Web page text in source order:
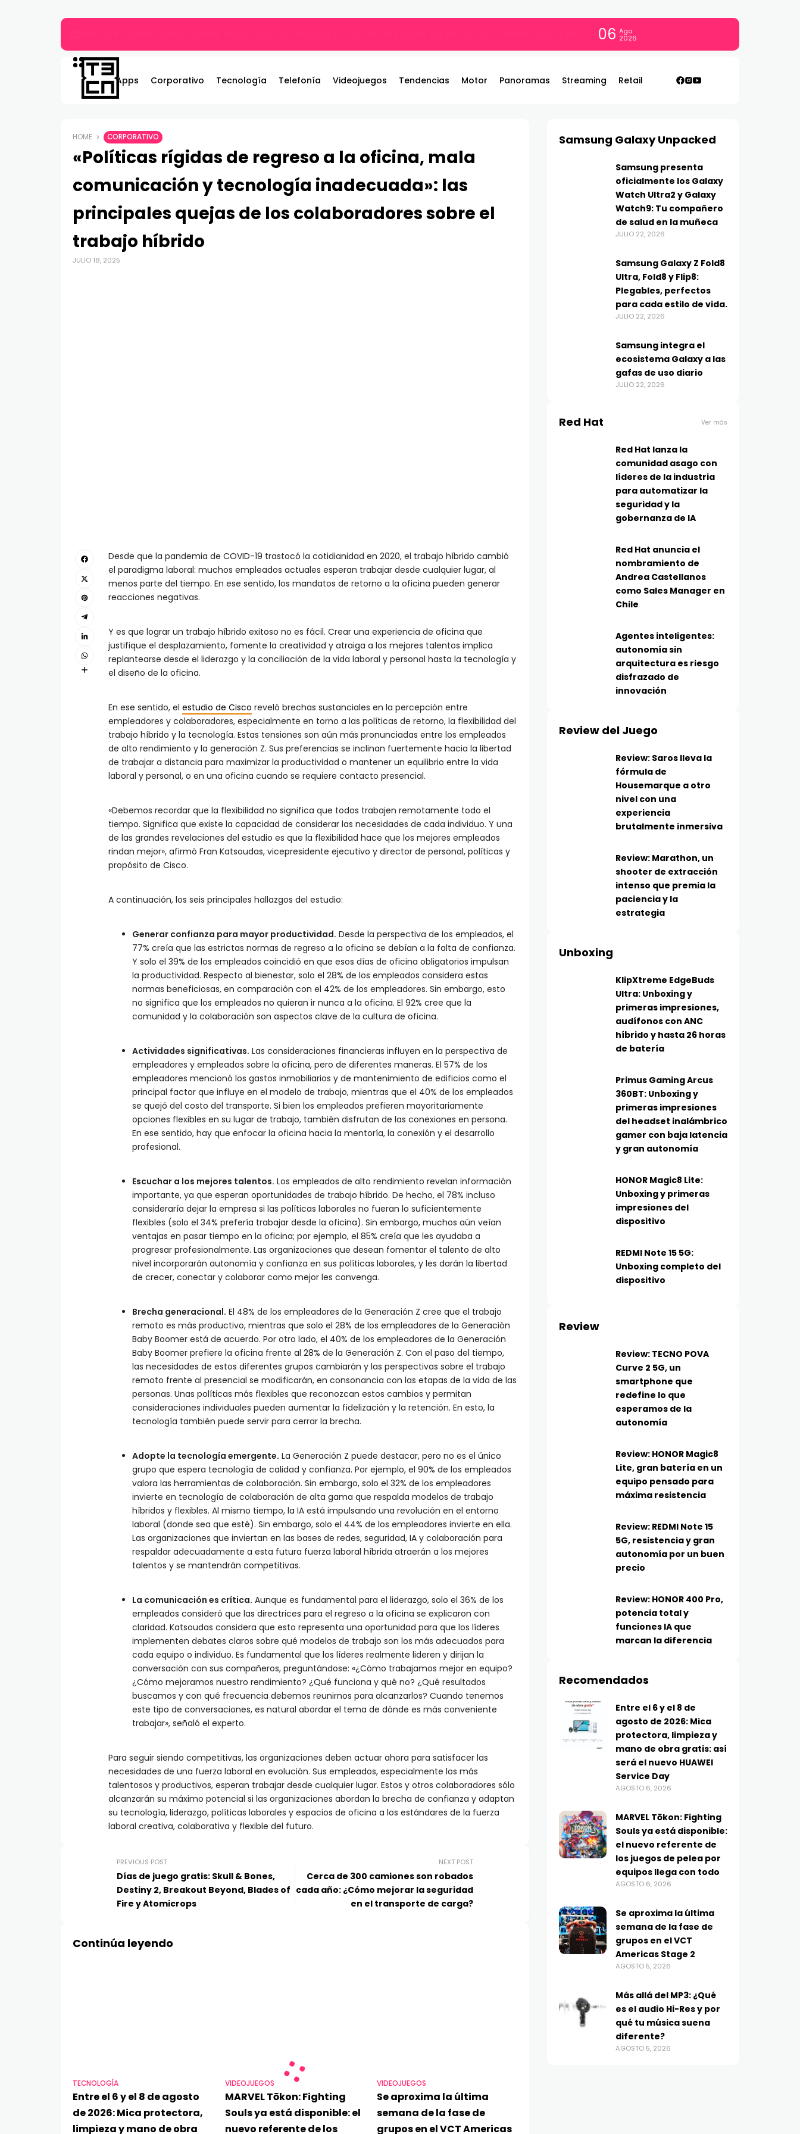
06 Ago
2026
Apps Corporativo Tecnología Telefonía Videojuegos Tendencias Motor Panoramas Streaming Retail
HOME CORPORATIVO
«Políticas rígidas de regreso a la oficina, mala
comunicación y tecnología inadecuada»: las
principales quejas de los colaboradores sobre el
trabajo híbrido
JULIO 18, 2025
Desde que la pandemia de COVID-19 trastocó la cotidianidad en 2020, el trabajo híbrido cambió
el paradigma laboral: muchos empleados actuales esperan trabajar desde cualquier lugar, al
menos parte del tiempo. En ese sentido, los mandatos de retorno a la oficina pueden generar
reacciones negativas.
Y es que lograr un trabajo híbrido exitoso no es fácil. Crear una experiencia de oficina que
justifique el desplazamiento, fomente la creatividad y atraiga a los mejores talentos implica
replantearse desde el liderazgo y la conciliación de la vida laboral y personal hasta la tecnología y
el diseño de la oficina.
En ese sentido, el estudio de Cisco reveló brechas sustanciales en la percepción entre
empleadores y colaboradores, especialmente en torno a las políticas de retorno, la flexibilidad del
trabajo híbrido y la tecnología. Estas tensiones son aún más pronunciadas entre los empleados
de alto rendimiento y la generación Z. Sus preferencias se inclinan fuertemente hacia la libertad
de trabajar a distancia para maximizar la productividad o mantener un equilibrio entre la vida
laboral y personal, o en una oficina cuando se requiere contacto presencial.
«Debemos recordar que la flexibilidad no significa que todos trabajen remotamente todo el
tiempo. Significa que existe la capacidad de considerar las necesidades de cada individuo. Y una
de las grandes revelaciones del estudio es que la flexibilidad hace que los mejores empleados
rindan mejor», afirmó Fran Katsoudas, vicepresidente ejecutivo y director de personal, políticas y
propósito de Cisco.
A continuación, los seis principales hallazgos del estudio:
Generar confianza para mayor productividad. Desde la perspectiva de los empleados, el
77% creía que las estrictas normas de regreso a la oficina se debían a la falta de confianza.
Y solo el 39% de los empleados coincidió en que esos días de oficina obligatorios impulsan
la productividad. Respecto al bienestar, solo el 28% de los empleados considera estas
normas beneficiosas, en comparación con el 42% de los empleadores. Sin embargo, esto
no significa que los empleados no quieran ir nunca a la oficina. El 92% cree que la
comunidad y la colaboración son aspectos clave de la cultura de oficina.
Actividades significativas. Las consideraciones financieras influyen en la perspectiva de
empleadores y empleados sobre la oficina, pero de diferentes maneras. El 57% de los
empleadores mencionó los gastos inmobiliarios y de mantenimiento de edificios como el
principal factor que influye en el modelo de trabajo, mientras que el 40% de los empleados
se quejó del costo del transporte. Si bien los empleados prefieren mayoritariamente
opciones flexibles en su lugar de trabajo, también disfrutan de las conexiones en persona.
En ese sentido, hay que enfocar la oficina hacia la mentoría, la conexión y el desarrollo
profesional.
Escuchar a los mejores talentos. Los empleados de alto rendimiento revelan información
importante, ya que esperan oportunidades de trabajo híbrido. De hecho, el 78% incluso
consideraría dejar la empresa si las políticas laborales no fueran lo suficientemente
flexibles (solo el 34% prefería trabajar desde la oficina). Sin embargo, muchos aún veían
ventajas en pasar tiempo en la oficina; por ejemplo, el 85% creía que les ayudaba a
progresar profesionalmente. Las organizaciones que desean fomentar el talento de alto
nivel incorporarán autonomía y confianza en sus políticas laborales, y les darán la libertad
de crecer, conectar y colaborar como mejor les convenga.
Brecha generacional. El 48% de los empleadores de la Generación Z cree que el trabajo
remoto es más productivo, mientras que solo el 28% de los empleadores de la Generación
Baby Boomer está de acuerdo. Por otro lado, el 40% de los empleadores de la Generación
Baby Boomer prefiere la oficina frente al 28% de la Generación Z. Con el paso del tiempo,
las necesidades de estos diferentes grupos cambiarán y las perspectivas sobre el trabajo
remoto frente al presencial se modificarán, en consonancia con las etapas de la vida de las
personas. Unas políticas más flexibles que reconozcan estos cambios y permitan
consideraciones individuales pueden aumentar la fidelización y la retención. En esto, la
tecnología también puede servir para cerrar la brecha.
Adopte la tecnología emergente. La Generación Z puede destacar, pero no es el único
grupo que espera tecnología de calidad y confianza. Por ejemplo, el 90% de los empleados
valora las herramientas de colaboración. Sin embargo, solo el 32% de los empleadores
invierte en tecnología de colaboración de alta gama que respalda modelos de trabajo
híbridos y flexibles. Al mismo tiempo, la IA está impulsando una revolución en el entorno
laboral (donde sea que esté). Sin embargo, solo el 44% de los empleadores invierte en ella.
Las organizaciones que inviertan en las bases de redes, seguridad, IA y colaboración para
respaldar adecuadamente a esta futura fuerza laboral híbrida atraerán a los mejores
talentos y se mantendrán competitivas.
La comunicación es crítica. Aunque es fundamental para el liderazgo, solo el 36% de los
empleados consideró que las directrices para el regreso a la oficina se explicaron con
claridad. Katsoudas considera que esto representa una oportunidad para que los líderes
implementen debates claros sobre qué modelos de trabajo son los más adecuados para
cada equipo o individuo. Es fundamental que los líderes realmente lideren y dirijan la
conversación con sus compañeros, preguntándose: «¿Cómo trabajamos mejor en equipo?
¿Cómo mejoramos nuestro rendimiento? ¿Qué funciona y qué no? ¿Qué resultados
buscamos y con qué frecuencia debemos reunirnos para alcanzarlos? Cuando tenemos
este tipo de conversaciones, es natural abordar el tema de dónde es más conveniente
trabajar», señaló el experto.
Para seguir siendo competitivas, las organizaciones deben actuar ahora para satisfacer las
necesidades de una fuerza laboral en evolución. Sus empleados, especialmente los más
talentosos y productivos, esperan trabajar desde cualquier lugar. Estos y otros colaboradores sólo
alcanzarán su máximo potencial si las organizaciones abordan la brecha de confianza y adaptan
su tecnología, liderazgo, políticas laborales y espacios de oficina a los estándares de la fuerza
laboral creativa, colaborativa y flexible del futuro.
PREVIOUS POST
Días de juego gratis: Skull & Bones,
Destiny 2, Breakout Beyond, Blades of
Fire y Atomicrops
NEXT POST
Cerca de 300 camiones son robados
cada año: ¿Cómo mejorar la seguridad
en el transporte de carga?
Continúa leyendo
TECNOLOGÍA
Entre el 6 y el 8 de agosto
de 2026: Mica protectora,
limpieza y mano de obra
VIDEOJUEGOS
MARVEL Tōkon: Fighting
Souls ya está disponible: el
nuevo referente de los
VIDEOJUEGOS
Se aproxima la última
semana de la fase de
grupos en el VCT Americas
Samsung Galaxy Unpacked
Samsung presenta
oficialmente los Galaxy
Watch Ultra2 y Galaxy
Watch9: Tu compañero
de salud en la muñeca
JULIO 22, 2026
Samsung Galaxy Z Fold8
Ultra, Fold8 y Flip8:
Plegables, perfectos
para cada estilo de vida.
JULIO 22, 2026
Samsung integra el
ecosistema Galaxy a las
gafas de uso diario
JULIO 22, 2026
Red Hat Ver más
Red Hat lanza la
comunidad asago con
líderes de la industria
para automatizar la
seguridad y la
gobernanza de IA
Red Hat anuncia el
nombramiento de
Andrea Castellanos
como Sales Manager en
Chile
Agentes inteligentes:
autonomía sin
arquitectura es riesgo
disfrazado de
innovación
Review del Juego
Review: Saros lleva la
fórmula de
Housemarque a otro
nivel con una
experiencia
brutalmente inmersiva
Review: Marathon, un
shooter de extracción
intenso que premia la
paciencia y la
estrategia
Unboxing
KlipXtreme EdgeBuds
Ultra: Unboxing y
primeras impresiones,
audífonos con ANC
híbrido y hasta 26 horas
de batería
Primus Gaming Arcus
360BT: Unboxing y
primeras impresiones
del headset inalámbrico
gamer con baja latencia
y gran autonomía
HONOR Magic8 Lite:
Unboxing y primeras
impresiones del
dispositivo
REDMI Note 15 5G:
Unboxing completo del
dispositivo
Review
Review: TECNO POVA
Curve 2 5G, un
smartphone que
redefine lo que
esperamos de la
autonomía
Review: HONOR Magic8
Lite, gran batería en un
equipo pensado para
máxima resistencia
Review: REDMI Note 15
5G, resistencia y gran
autonomía por un buen
precio
Review: HONOR 400 Pro,
potencia total y
funciones IA que
marcan la diferencia
Recomendados
Entre el 6 y el 8 de
agosto de 2026: Mica
protectora, limpieza y
mano de obra gratis: así
será el nuevo HUAWEI
Service Day
AGOSTO 6, 2026
MARVEL Tōkon: Fighting
Souls ya está disponible:
el nuevo referente de
los juegos de pelea por
equipos llega con todo
AGOSTO 6, 2026
Se aproxima la última
semana de la fase de
grupos en el VCT
Americas Stage 2
AGOSTO 5, 2026
Más allá del MP3: ¿Qué
es el audio Hi-Res y por
qué tu música suena
diferente?
AGOSTO 5, 2026